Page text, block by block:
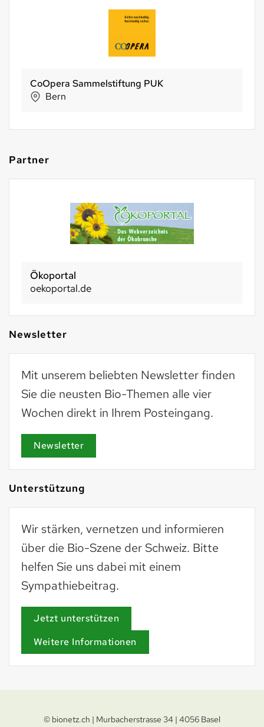
Phag GmbH
Walchwil
Partner
Ökoportal
oekoportal.de
Newsletter
Mit unserem beliebten Newsletter finden
Sie die neusten Bio-Themen alle vier
Wochen direkt in Ihrem Posteingang.
Newsletter
Unterstützung
Wir stärken, vernetzen und informieren
über die Bio-Szene der Schweiz. Bitte
helfen Sie uns dabei mit einem
Sympathiebeitrag.
Jetzt unterstützen
Weitere Informationen
© bionetz.ch | Murbacherstrasse 34 | 4056 Basel